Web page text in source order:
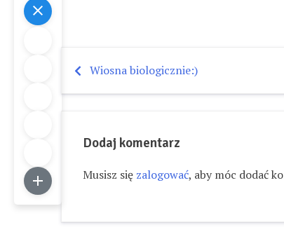
Nawigacja
Wiosna biologicznie:)
Dodaj komentarz
Musisz się zalogować, aby móc dodać